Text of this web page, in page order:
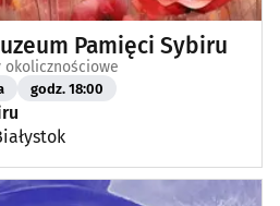
Pamięci Sybiru
okolicznościowe
godz. 18:00